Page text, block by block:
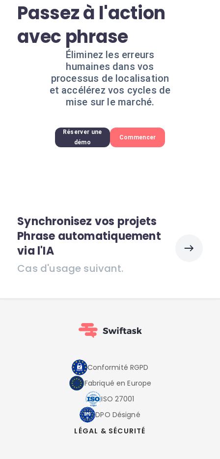
Passez à l'action
avec phrase
Éliminez les erreurs
humaines dans vos
processus de localisation
et accélérez vos cycles de
mise sur le marché.
Réserver une
démo
Commencer
Synchronisez vos projets
Phrase automatiquement
via l'IA
Cas d'usage suivant.
Conformité RGPD
Fabriqué en Europe
ISO 27001
DPO Désigné
LÉGAL & SÉCURITÉ